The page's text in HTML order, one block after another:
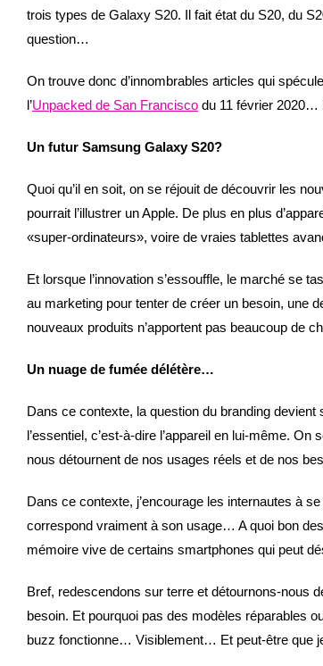
trois types de Galaxy S20. Il fait état du S20, du
question…
On trouve donc d’innombrables articles qui
l’Unpacked de San Francisco du 11 février 2020…
Un futur Samsung Galaxy S20?
Quoi qu’il en soit, on se réjouit de découvrir les
pourrait l’illustrer un Apple. De plus en plus
«super-ordinateurs», voire de vraies tablettes
Et lorsque l’innovation s’essouffle, le marché se
au marketing pour tenter de créer un besoin, une
nouveaux produits n’apportent pas beaucoup de
Un nuage de fumée délétère…
Dans ce contexte, la question du branding
l’essentiel, c’est-à-dire l’appareil en lui-même.
nous détournent de nos usages réels et de nos
Dans ce contexte, j’encourage les internautes à
correspond vraiment à son usage… A quoi bon
mémoire vive de certains smartphones qui peut
Bref, redescendons sur terre et détournons-nous
besoin. Et pourquoi pas des modèles réparables
buzz fonctionne… Visiblement… Et peut-être que